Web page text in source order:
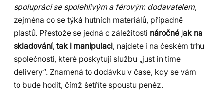
spolupráci se spolehlivým a férovým dodavatelem,
zejména co se týká hutních materiálů, případně
plastů. Přestože se jedná o záležitosti náročné jak na
skladování, tak i manipulaci, najdete i na českém trhu
společnosti, které poskytují službu „just in time
delivery“. Znamená to dodávku v čase, kdy se vám
to bude hodit, čímž šetříte spoustu peněz.